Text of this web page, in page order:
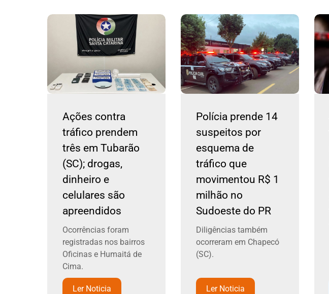
Ações contra
tráfico prendem
três em Tubarão
(SC); drogas,
dinheiro e
celulares são
apreendidos
Ocorrências foram
registradas nos bairros
Oficinas e Humaitá de
Cima.
Ler Noticia
Polícia prende 14
suspeitos por
esquema de
tráfico que
movimentou R$ 1
milhão no
Sudoeste do PR
Diligências também
ocorreram em Chapecó
(SC).
Ler Noticia